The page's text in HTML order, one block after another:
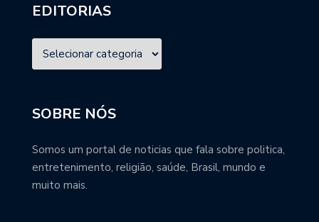
EDITORIAS
SOBRE NÓS
Somos um portal de noticias que fala sobre politica,
entretenimento, religião, saúde, Brasil, mundo e
muito mais.